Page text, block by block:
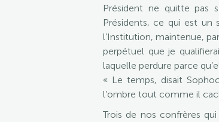
Président ne quitte pas
Présidents, ce qui est un
l’Institution, maintenue,
perpétuel que je
laquelle perdure parce
« Le temps, disait
l’ombre tout comme il
Trois de nos confrères